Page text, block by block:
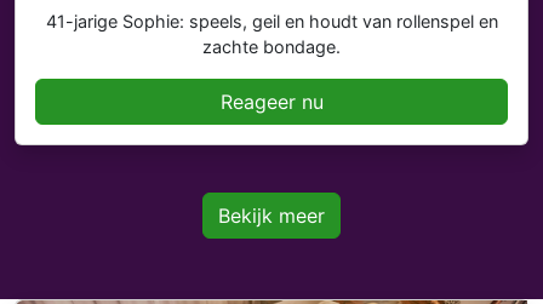
41-jarige Sophie: speels, geil en houdt van rollenspel en
zachte bondage.
Reageer nu
Bekijk meer